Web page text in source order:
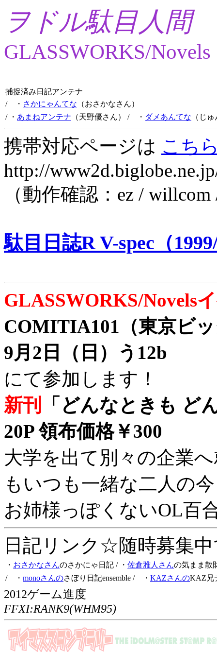
ヲドル駄目人間
GLASSWORKS/Novels
捕捉済み日記アンテナ
/ ・ さかにゃんてな （おさかなさん）
/ ・ あまねアンテナ （天野優さん） / ・ ダメあんてな （じ
携帯対応ページは こち
http://
（動作確認：ez /
駄目日誌R V-spec（
GLASSWORKS/Novels
COMITIA101（東京ビ
9月2日（日）う12b
にて参加します！
新刊
「どんなときも ど
20P 領布価格￥300
大学を出て別々の企業
もいつも一緒な二人の
お姉様っぽくないOL百
日記リンク☆随時募集
・ おさかなさんのさかにゃ日記 / ・ 佐倉雅人さんの気まま散
/ ・ monoさんのさぼり日記ensemble / ・ KAZさんのKAZ兄
2012ゲーム進度
FFXI:RANK9(WHM95)